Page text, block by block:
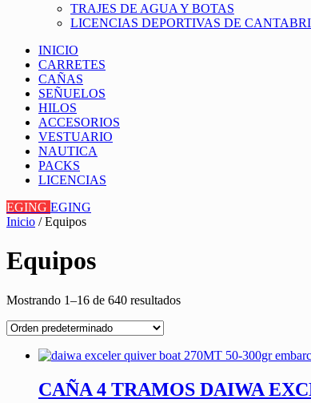
TRAJES DE AGUA Y BOTAS
LICENCIAS DEPORTIVAS DE
INICIO
CARRETES
CAÑAS
SEÑUELOS
HILOS
ACCESORIOS
VESTUARIO
NAUTICA
PACKS
LICENCIAS
EGING EGING
Inicio / Equipos
Equipos
Mostrando 1–16 de 640 resultados
CAÑA 4 TRAMOS DAIWA